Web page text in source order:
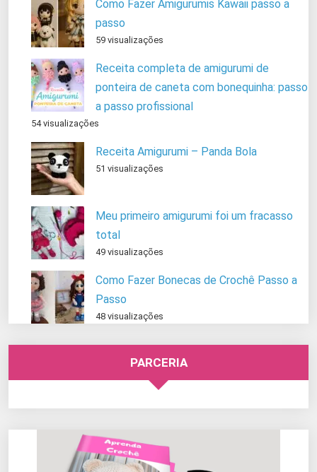
Como Fazer Amigurumis Kawaii passo a
passo
59 visualizações
Receita completa de amigurumi de
ponteira de caneta com bonequinha: passo
a passo profissional
54 visualizações
Receita Amigurumi – Panda Bola
51 visualizações
Meu primeiro amigurumi foi um fracasso
total
49 visualizações
Como Fazer Bonecas de Crochê Passo a
Passo
48 visualizações
PARCERIA